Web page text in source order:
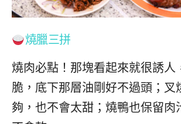
燒臘三拼
燒肉必點！那塊看起來就很誘人
脆，底下那層油剛好不過頭；叉
夠，也不會太甜；燒鴨也保留肉